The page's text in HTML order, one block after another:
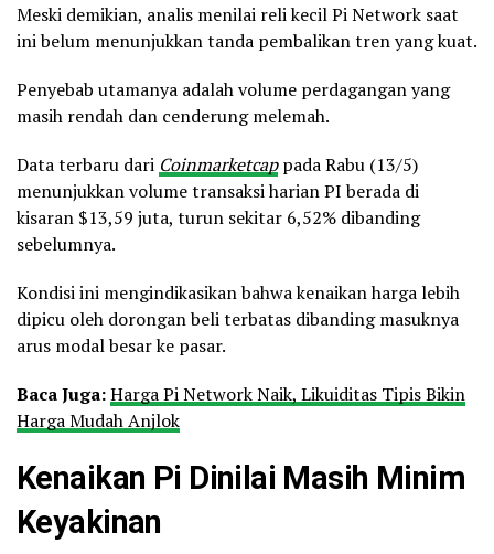
Meski demikian, analis menilai reli kecil Pi Network saat
ini belum menunjukkan tanda pembalikan tren yang kuat.
Penyebab utamanya adalah volume perdagangan yang
masih rendah dan cenderung melemah.
Data terbaru dari Coinmarketcappada Rabu (13/5)
menunjukkan volume transaksi harian PI berada di
kisaran $13,59 juta, turun sekitar 6,52% dibanding
sebelumnya.
Kondisi ini mengindikasikan bahwa kenaikan harga lebih
dipicu oleh dorongan beli terbatas dibanding masuknya
arus modal besar ke pasar.
Baca Juga:Harga Pi Network Naik, Likuiditas Tipis Bikin
Harga Mudah Anjlok
Kenaikan Pi Dinilai Masih Minim
Keyakinan